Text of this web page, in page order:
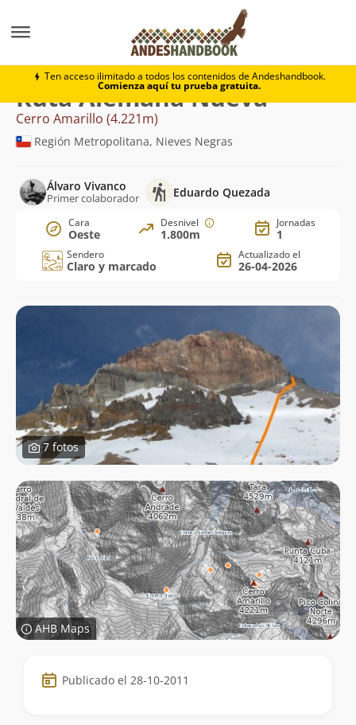
Ten acceso ilimitado a todos los contenidos de Andeshandbook.
Comienza aquí tu prueba gratuita.
Cerro Amarillo Alemana Nueva
Ruta Alemana Nueva
Cerro Amarillo (4.221m)
Región Metropolitana, Nieves Negras
Álvaro Vivanco
Primer colaborador Eduardo Quezada
Cara
Oeste
Desnivel
1.800m
Jornadas
1
Sendero
Claro y marcado
Actualizado el
26-04-2026
7 fotos
AHB Maps
Datos
de
Publicado el 28-10-2011